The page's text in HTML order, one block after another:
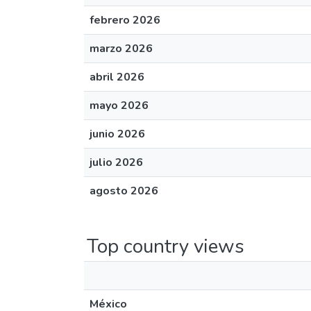
febrero 2026
marzo 2026
abril 2026
mayo 2026
junio 2026
julio 2026
agosto 2026
Top country views
México